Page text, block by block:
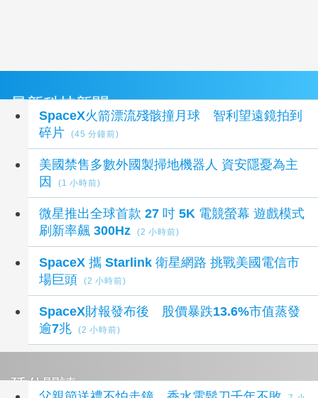
最新科技新聞
SpaceX火箭漂流殘骸撞月球 智利望遠鏡拍到
碎片
(45 分鐘前)
美國禁售多數外國製掃地機器人 資安隱憂為主
因
(1 小時前)
微星推出全球首款 27 吋 5K 電競螢幕 遊戲模式
刷新率飆 300Hz
(2 小時前)
SpaceX 攜 Starlink 衛星網路 挑戰美國電信市
場巨頭
(2 小時前)
SpaceX財報發布後 股價暴跌13.6%市值蒸發
逾7兆
(2 小時前)
延伸閱讀